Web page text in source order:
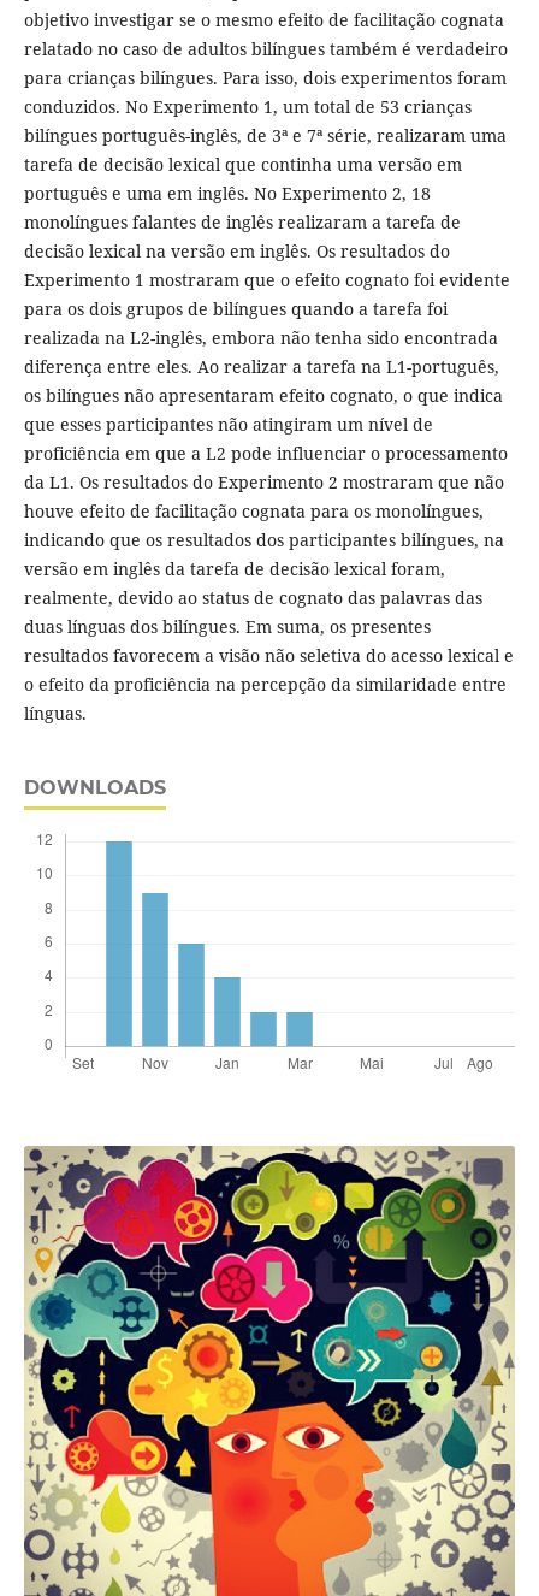
objetivo investigar se o mesmo efeito de facilitação cognata
relatado no caso de adultos bilíngues também é verdadeiro
para crianças bilíngues. Para isso, dois experimentos foram
conduzidos. No Experimento 1, um total de 53 crianças
bilíngues português-inglês, de 3ª e 7ª série, realizaram uma
tarefa de decisão lexical que continha uma versão em
português e uma em inglês. No Experimento 2, 18
monolíngues falantes de inglês realizaram a tarefa de
decisão lexical na versão em inglês. Os resultados do
Experimento 1 mostraram que o efeito cognato foi evidente
para os dois grupos de bilíngues quando a tarefa foi
realizada na L2-inglês, embora não tenha sido encontrada
diferença entre eles. Ao realizar a tarefa na L1-português,
os bilíngues não apresentaram efeito cognato, o que indica
que esses participantes não atingiram um nível de
proficiência em que a L2 pode influenciar o processamento
da L1. Os resultados do Experimento 2 mostraram que não
houve efeito de facilitação cognata para os monolíngues,
indicando que os resultados dos participantes bilíngues, na
versão em inglês da tarefa de decisão lexical foram,
realmente, devido ao status de cognato das palavras das
duas línguas dos bilíngues. Em suma, os presentes
resultados favorecem a visão não seletiva do acesso lexical e
o efeito da proficiência na percepção da similaridade entre
línguas.
DOWNLOADS